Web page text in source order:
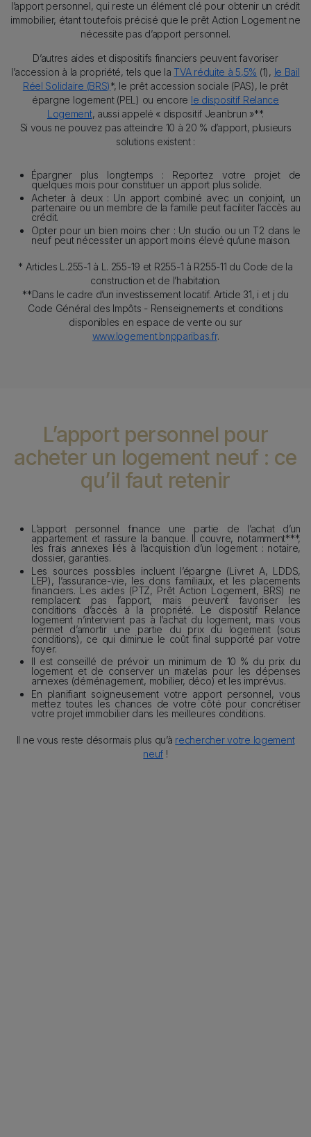
l’apport personnel, qui reste un élément clé pour obtenir un crédit
immobilier, étant toutefois précisé que le prêt Action Logement ne
nécessite pas d’apport personnel.
D’autres aides et dispositifs financiers peuvent favoriser
l’accession à la propriété, tels que la TVA réduite à 5,5% (1), le Bail
Réel Solidaire (BRS)*, le prêt accession sociale (PAS), le prêt
épargne logement (PEL) ou encore le dispositif Relance
Logement, aussi appelé « dispositif Jeanbrun »**.
Si vous ne pouvez pas atteindre 10 à 20 % d’apport, plusieurs
solutions existent :
Épargner plus longtemps : Reportez votre projet de
quelques mois pour constituer un apport plus solide.
Acheter à deux : Un apport combiné avec un conjoint, un
partenaire ou un membre de la famille peut faciliter l’accès au
crédit.
Opter pour un bien moins cher : Un studio ou un T2 dans le
neuf peut nécessiter un apport moins élevé qu’une maison.
* Articles L.255-1 à L. 255-19 et R255-1 à R255-11 du Code de la
construction et de l’habitation.
**Dans le cadre d’un investissement locatif. Article 31, i et j du
Code Général des Impôts - Renseignements et conditions
disponibles en espace de vente ou sur
www.logement.bnpparibas.fr.
L’apport personnel pour
acheter un logement neuf : ce
qu’il faut retenir
L’apport personnel finance une partie de l’achat d’un
appartement et rassure la banque. Il couvre, notamment***,
les frais annexes liés à l’acquisition d’un logement : notaire,
dossier, garanties.
Les sources possibles incluent l’épargne (Livret A, LDDS,
LEP), l’assurance-vie, les dons familiaux, et les placements
financiers. Les aides (PTZ, Prêt Action Logement, BRS) ne
remplacent pas l’apport, mais peuvent favoriser les
conditions d’accès à la propriété. Le dispositif Relance
logement n’intervient pas à l’achat du logement, mais vous
permet d’amortir une partie du prix du logement (sous
conditions), ce qui diminue le coût final supporté par votre
foyer.
Il est conseillé de prévoir un minimum de 10 % du prix du
logement et de conserver un matelas pour les dépenses
annexes (déménagement, mobilier, déco) et les imprévus.
En planifiant soigneusement votre apport personnel, vous
mettez toutes les chances de votre côté pour concrétiser
votre projet immobilier dans les meilleures conditions.
Il ne vous reste désormais plus qu’à rechercher votre logement
neuf !